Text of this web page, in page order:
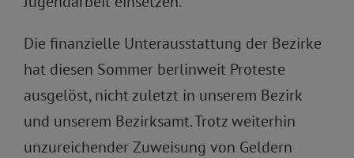
Die finanzielle Unterausstattung der Bezirke
hat diesen Sommer berlinweit Proteste
ausgelöst, nicht zuletzt in unserem Bezirk
und unserem Bezirksamt. Trotz weiterhin
unzureichender Zuweisung von Geldern